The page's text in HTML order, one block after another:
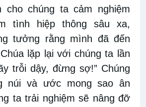
cho chúng ta cảm nghiệm
tình hiệp thông sâu xa,
tưởng rằng mình đã đến
lặp lại với chúng ta lần
trỗi dậy, đừng sợ!” Chúng
núi và ước mong sao ân
ta trải nghiệm sẽ nâng đỡ